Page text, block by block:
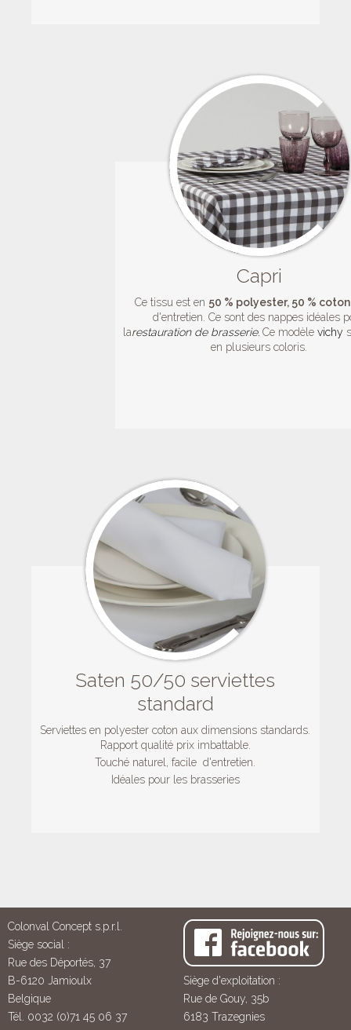
Capri
Ce tissu est en 50 % polyester, 50 % coton
d'entretien. Ce sont des nappes idéales
larestauration de brasserie.Ce modèlevichy
en plusieurs coloris.
Saten 50/50 serviettes
standard
Serviettes en polyester coton aux dimensions standards.
Rapport qualité prix imbattable.
Touché naturel, facile d'entretien.
Idéales pour les brasseries
Colonval Concept s.p.r.l.
Siège social :
Rue des Déportés, 37
B-6120 Jamioulx
Belgique
Tél. 0032 (0)71 45 06 37
Siège d'exploitation :
Rue de Gouy, 35b
6183 Trazegnies